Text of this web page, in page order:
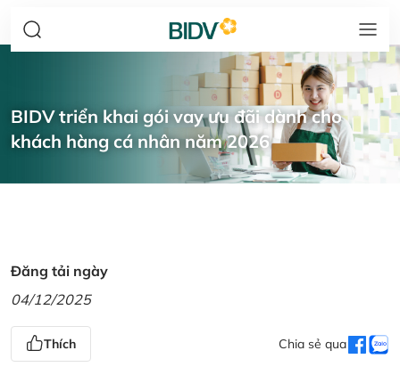
BIDV triển khai gói vay ưu đãi dành cho
khách hàng cá nhân năm 2026
Đăng tải ngày
04/12/2025
Thích Chia sẻ qua